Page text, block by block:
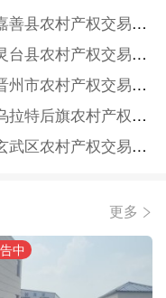
嘉善县农村产权交易信息服务网
灵台县农村产权交易信息服务网
晋州市农村产权交易信息服务网
乌拉特后旗农村产权交易信息服务网
玄武区农村产权交易信息服务网
更多 
中